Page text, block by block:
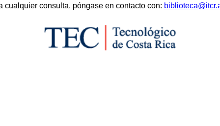
cualquier consulta, póngase en contacto con: